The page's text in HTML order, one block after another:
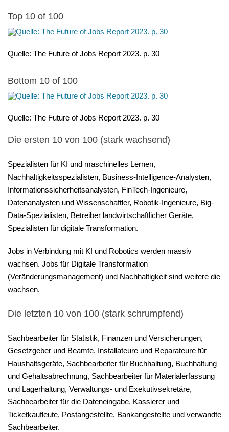
Top 10 of 100
Quelle: The Future of Jobs Report 2023. p. 30
Bottom 10 of 100
Quelle: The Future of Jobs Report 2023. p. 30
Die ersten 10 von 100 (stark wachsend)
Spezialisten für KI und maschinelles Lernen,
Nachhaltigkeitsspezialisten, Business-Intelligence-Analysten,
Informationssicherheitsanalysten, FinTech-Ingenieure,
Datenanalysten und Wissenschaftler, Robotik-Ingenieure, Big-
Data-Spezialisten, Betreiber landwirtschaftlicher Geräte,
Spezialisten für digitale Transformation.
Jobs in Verbindung mit KI und Robotics werden massiv
wachsen. Jobs für Digitale Transformation
(Veränderungsmanagement) und Nachhaltigkeit sind weitere die
wachsen.
Die letzten 10 von 100 (stark schrumpfend)
Sachbearbeiter für Statistik, Finanzen und Versicherungen,
Gesetzgeber und Beamte, Installateure und Reparateure für
Haushaltsgeräte, Sachbearbeiter für Buchhaltung, Buchhaltung
und Gehaltsabrechnung, Sachbearbeiter für Materialerfassung
und Lagerhaltung, Verwaltungs- und Exekutivsekretäre,
Sachbearbeiter für die Dateneingabe, Kassierer und
Ticketkaufleute, Postangestellte, Bankangestellte und verwandte
Sachbearbeiter.